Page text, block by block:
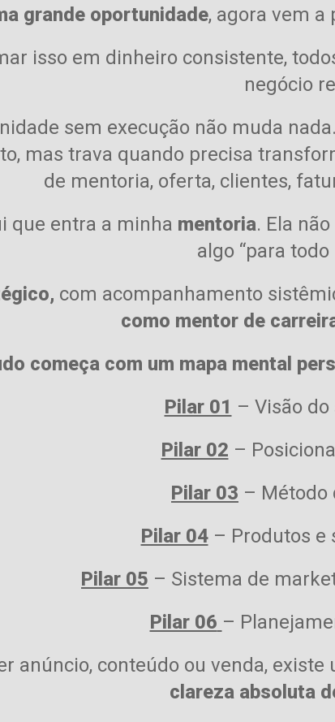
grande oportunidade, agora vem
isso em dinheiro consistente,
negócio
sem execução não muda nada.
mas trava quando precisa
de mentoria, oferta, clientes,
que entra a minha mentoria. Ela
algo “para todo
com acompanhamento
como mentor de
começa com um mapa mental
Pilar 01 – Visão
Pilar 02 –
Pilar 03 – Método
Pilar 04– Produtos e
Pilar 05 – Sistema de
Pilar 06 –
anúncio, conteúdo ou venda,
clareza absoluta